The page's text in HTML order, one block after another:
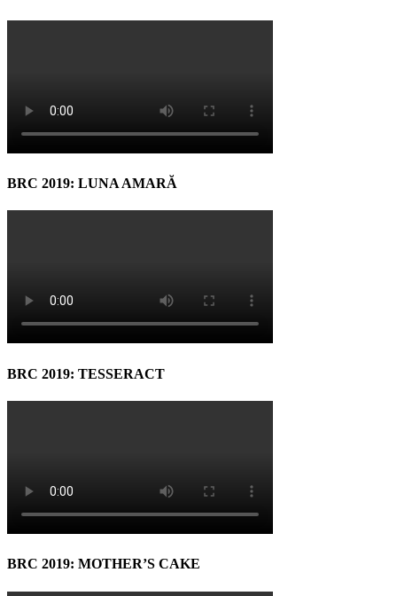
BRC 2019: LUNA AMARĂ
BRC 2019: TESSERACT
BRC 2019: MOTHER’S CAKE